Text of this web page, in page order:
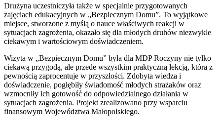
Drużyna uczestniczyła także w specjalnie przygotowanych
zajęciach edukacyjnych w „Bezpiecznym Domu”. To wyjątkowe
miejsce, stworzone z myślą o nauce właściwych reakcji w
sytuacjach zagrożenia, okazało się dla młodych druhów niezwykle
ciekawym i wartościowym doświadczeniem.
Wizyta w „Bezpiecznym Domu” była dla MDP Roczyny nie tylko
ciekawą przygodą, ale przede wszystkim praktyczną lekcją, która z
pewnością zaprocentuje w przyszłości. Zdobyta wiedza i
doświadczenie, pogłębiły świadomość młodych strażaków oraz
wzmocniły ich gotowość do odpowiedzialnego działania w
sytuacjach zagrożenia. Projekt zrealizowano przy wsparciu
finansowym Województwa Małopolskiego.